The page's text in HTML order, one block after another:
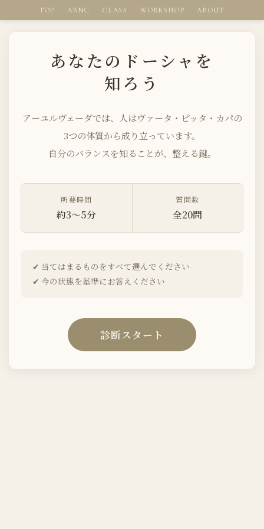
TOP ABNC CLASS WORKSHOP ABOUT
あなたのドーシャを
知ろう
アーユルヴェーダでは、人はヴァータ・ピッタ・カパの
3つの体質から成り立っています。
自分のバランスを知ることが、整える鍵。
所要時間
約3〜5分
質問数
全20問
✔︎ 当てはまるものをすべて選んでください
✔︎ 今の状態を基準にお答えください
診断スタート